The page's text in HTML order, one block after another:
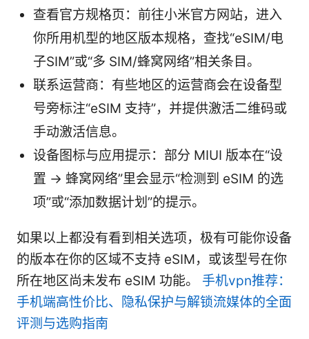
查看官方规格页：前往小米官方网站，进入
你所用机型的地区版本规格，查找“eSIM/电
子SIM”或“多 SIM/蜂窝网络”相关条目。
联系运营商：有些地区的运营商会在设备型
号旁标注“eSIM 支持”，并提供激活二维码或
手动激活信息。
设备图标与应用提示：部分 MIUI 版本在“设
置 -> 蜂窝网络”里会显示“检测到 eSIM 的选
项”或“添加数据计划”的提示。
如果以上都没有看到相关选项，极有可能你设备
的版本在你的区域不支持 eSIM，或该型号在你
所在地区尚未发布 eSIM 功能。 手机vpn推荐：
手机端高性价比、隐私保护与解锁流媒体的全面
评测与选购指南